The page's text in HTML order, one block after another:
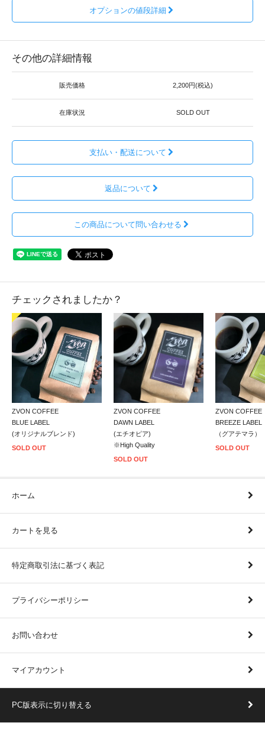
オプションの値段詳細
その他の詳細情報
販売価格 2,200円(税込)
在庫状況 SOLD OUT
支払い・配送について
返品について
この商品について問い合わせる
チェックされましたか？
ZVON COFFEE
BLUE LABEL
(オリジナルブレンド)
SOLD OUT
ZVON COFFEE
DAWN LABEL
(エチオピア)
※High Quality
SOLD OUT
ZVON COFFEE
BREEZE LABEL
（グアテマラ）
SOLD OUT
ホーム
カートを見る
特定商取引法に基づく表記
プライバシーポリシー
お問い合わせ
マイアカウント
PC版表示に切り替える